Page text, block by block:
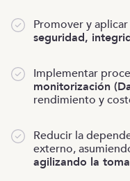
Promover y
seguridad,
Implementar
monitorización
rendimiento y
Reducir la
externo,
agilizando la